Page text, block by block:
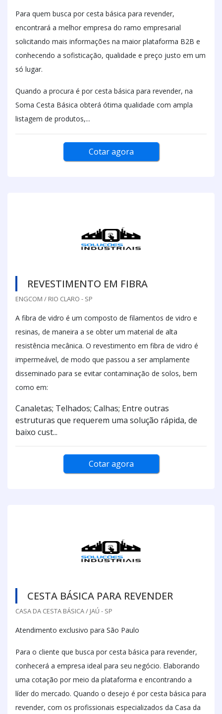
Para quem busca por cesta básica para revender,
encontrará a melhor empresa do ramo empresarial
solicitando mais informações na maior plataforma B2B e
conhecendo a sofisticação, qualidade e preço justo em um
só lugar.
Quando a procura é por cesta básica para revender, na
Soma Cesta Básica obterá ótima qualidade com ampla
listagem de produtos,...
Cotar agora
REVESTIMENTO EM FIBRA
ENGCOM / RIO CLARO - SP
A fibra de vidro é um composto de filamentos de vidro e
resinas, de maneira a se obter um material de alta
resistência mecânica. O revestimento em fibra de vidro é
impermeável, de modo que passou a ser amplamente
disseminado para se evitar contaminação de solos, bem
como em:
Canaletas; Telhados; Calhas; Entre outras
estruturas que requerem uma solução rápida, de
baixo cust...
Cotar agora
CESTA BÁSICA PARA REVENDER
CASA DA CESTA BÁSICA / JAÚ - SP
Atendimento exclusivo para São Paulo
Para o cliente que busca por cesta básica para revender,
conhecerá a empresa ideal para seu negócio. Elaborando
uma cotação por meio da plataforma e encontrando a
líder do mercado. Quando o desejo é por cesta básica para
revender, com os profissionais especializados da Casa da